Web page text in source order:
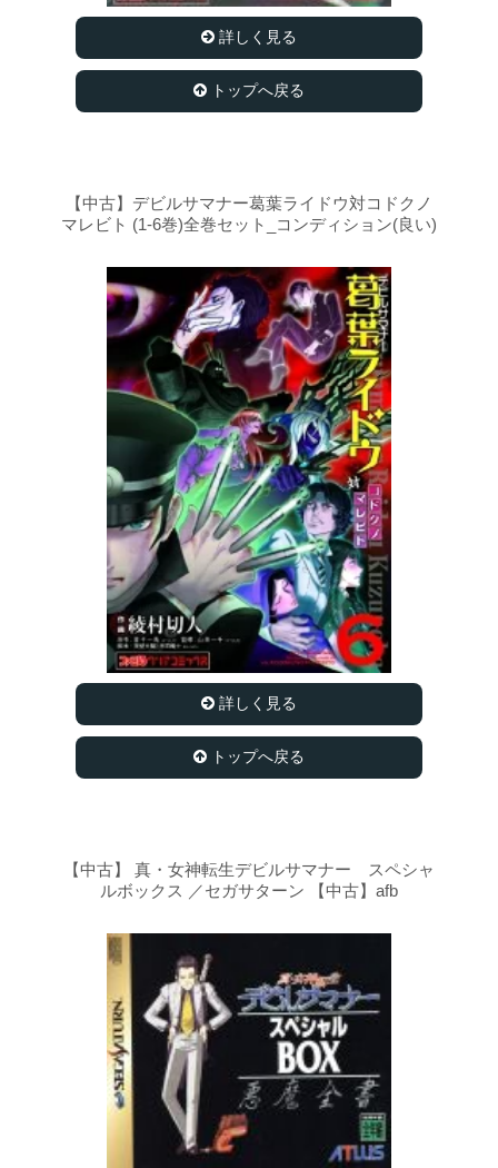
詳しく見る
トップへ戻る
【中古】デビルサマナー葛葉ライドウ対コドクノ
マレビト (1-6巻)全巻セット_コンディション(良い)
詳しく見る
トップへ戻る
【中古】 真・女神転生デビルサマナー スペシャ
ルボックス ／セガサターン 【中古】afb